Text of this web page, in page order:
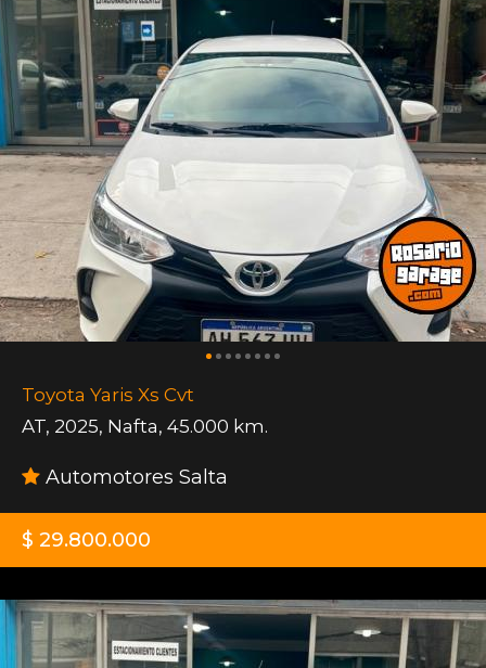
Toyota Yaris Xs Cvt
AT, 2025, Nafta, 45.000 km.
Automotores Salta
$ 29.800.000